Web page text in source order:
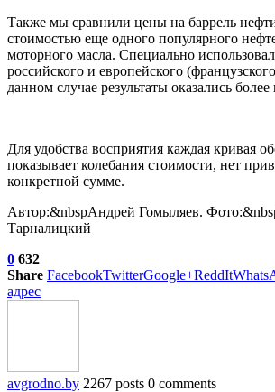
Также мы сравнили цены на баррель
стоимостью еще одного популярного
моторного масла. Специально
российского и европейского
данном случае результаты оказались
Для удобства восприятия каждая кривая
показывает колебания стоимости, нет
конкретной сумме.
Автор:&nbspАндрей Гомыляев.
Тарналицкий
0 632
Share FacebookTwitterGoogle+ReddIt
адрес
avgrodno.by 2267 posts 0 comments